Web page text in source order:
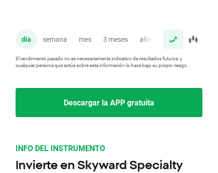
dia semana mes 3 meses año
El rendimiento pasado no es necesariamente indicativo de resultados futuros, y
cualquier persona que actúe sobre esta información lo hace bajo su propio riesgo.
Descargar la APP gratuita
INFO DEL INSTRUMENTO
Invierte en Skyward Specialty